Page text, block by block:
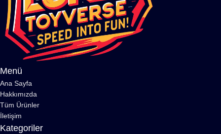
Menü
Ana Sayfa
Hakkımızda
Tüm Ürünler
İletişim
Kategoriler